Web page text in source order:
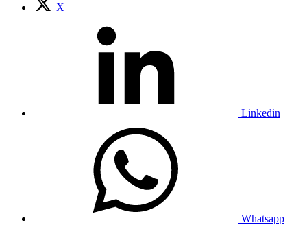
X
Linkedin
Whatsapp